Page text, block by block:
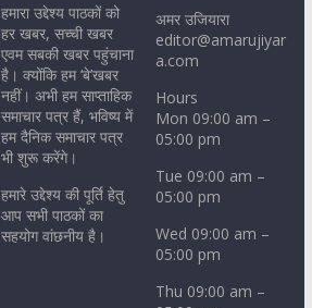
हमारा उद्देश्य पाठकों को
हर खबर, सच्ची खबर
एवम सबकी खबर पहुंचाना
है। क्योंकि हम ‘बे’खबर
नहीं। अभी हम साप्ताहिक
समाचार पत्र हैं, भविष्य में
हम दैनिक समाचार पत्र
भी शुरू करेंगे।
हमारे उद्देश्य की पूर्ति हेतु
आप सभी पाठकों का
सहयोग वांछनीय है।
अमर उजियारा
editor@amarujiyar
a.com
Hours
Mon 09:00 am –
05:00 pm
Tue 09:00 am –
05:00 pm
Wed 09:00 am –
05:00 pm
Thu 09:00 am –